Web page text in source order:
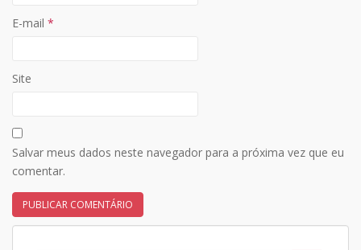
E-mail *
Site
Salvar meus dados neste navegador para a próxima vez que eu
comentar.